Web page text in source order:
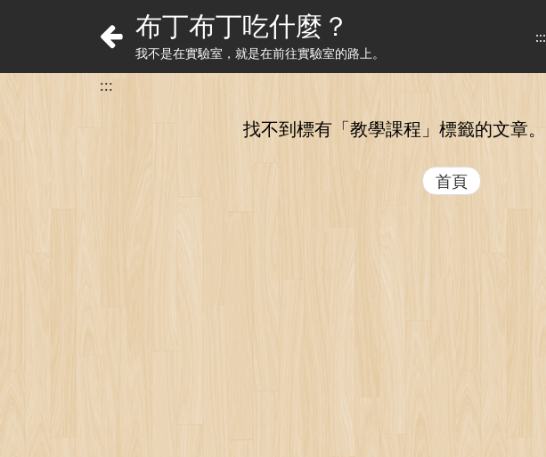
布丁布丁吃什麼？
我不是在實驗室，就是在前往實驗室的路上。
:::
:::
找不到標有「教學課程」標籤的文章。
首頁